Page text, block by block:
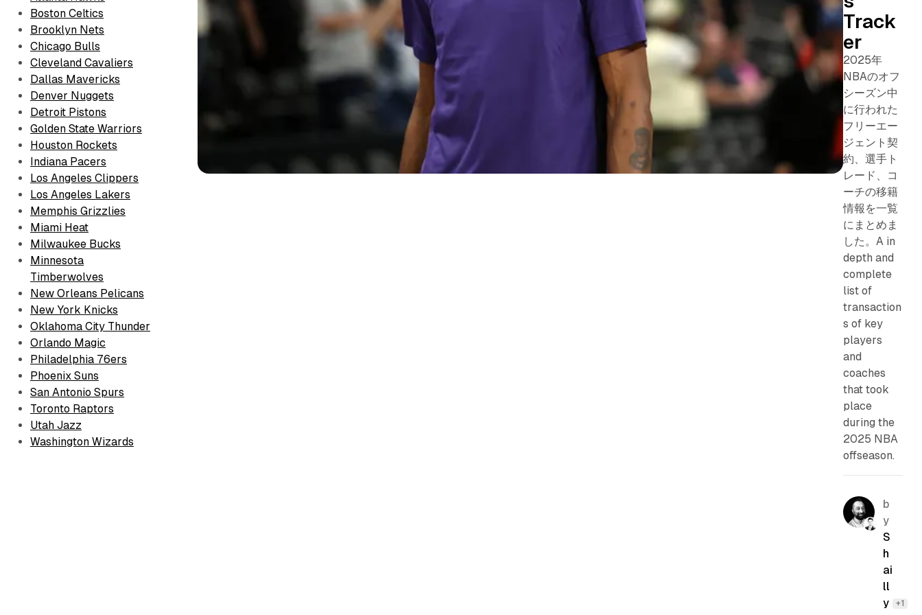
Boston Celtics
Brooklyn Nets
Chicago Bulls
Cleveland Cavaliers
Dallas Mavericks
Denver Nuggets
Detroit Pistons
Golden State Warriors
Houston Rockets
Indiana Pacers
Los Angeles Clippers
Los Angeles Lakers
Memphis Grizzlies
Miami Heat
Milwaukee Bucks
Minnesota
Timberwolves
New Orleans Pelicans
New York Knicks
Oklahoma City Thunder
Orlando Magic
Philadelphia 76ers
Phoenix Suns
San Antonio Spurs
Toronto Raptors
Utah Jazz
Washington Wizards
Track
er
2025年
NBAのオフ
シーズン中
に行われた
フリーエー
ジェント契
約、選手ト
レード、コ
ーチの移籍
情報を一覧
にまとめま
した。A in
depth and
complete
list of
transaction
s of key
players
and
coaches
that took
place
during the
2025 NBA
offseason.
b
y
S
h
ai
ll
y
+1